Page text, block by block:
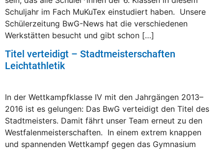
Schuljahr im Fach MuKuTex einstudiert haben. Unsere
Schülerzeitung BwG-News hat die verschiedenen
Werkstätten besucht und gibt schon […]
Titel verteidigt – Stadtmeisterschaften
Leichtathletik
In der Wettkampfklasse IV mit den Jahrgängen 2013–
2016 ist es gelungen: Das BwG verteidigt den Titel des
Stadtmeisters. Damit fährt unser Team erneut zu den
Westfalenmeisterschaften. In einem extrem knappen
und spannenden Wettkampf gegen das Gymnasium